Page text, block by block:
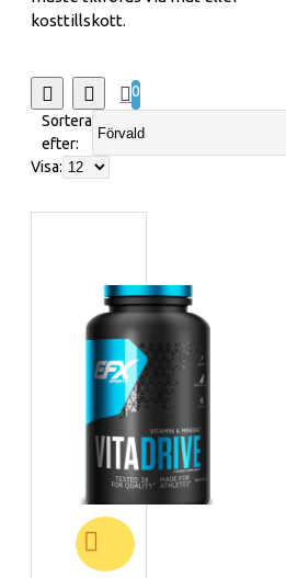
kosttillskott.
0
Sortera
efter:
Visa: